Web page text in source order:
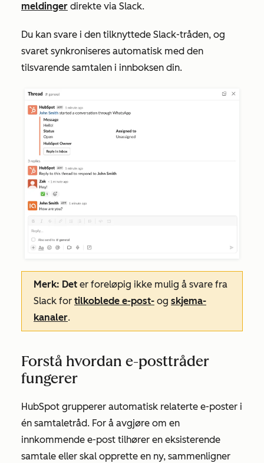
meldinger direkte via Slack.
Du kan svare i den tilknyttede Slack-tråden, og
svaret synkroniseres automatisk med den
tilsvarende samtalen i innboksen din.
Merk: Det er foreløpig ikke mulig å svare fra
Slack for tilkoblede e-post- og skjema-
kanaler.
Forstå hvordan e-posttråder
fungerer
HubSpot grupperer automatisk relaterte e-poster i
én samtaletråd. For å avgjøre om en
innkommende e-post tilhører en eksisterende
samtale eller skal opprette en ny, sammenligner